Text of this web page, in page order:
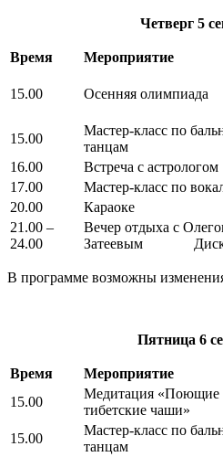
Четверг 5
Время Мероприятие
15.00 Осенняя олимпиада
15.00
Мастер-класс по
танцам
16.00
Встреча с астрологом
17.00
Мастер-класс по
20.00
Караоке
21.00 –
24.00
Вечер отдыха с
Затеевым
В программе возможны
Пятница 6
Время Мероприятие
15.00
Медитация «Поющие
тибетские чаши»
15.00
Мастер-класс по
танцам